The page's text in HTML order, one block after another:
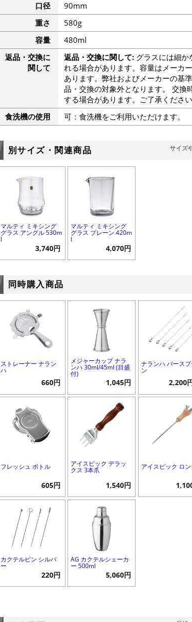
口径
90mm
重さ
580g
容量
480ml
返品・交換に
関して
返品・交換に関して:グラスには細か
れる場合があります。容量はメーカ
あります。弊社およびメーカーの基
品・交換の対象外となります。 交換
する場合があります。ご了承ください
食洗機の使用
可：食洗機をご利用いただけます。
別サイズ・関連商品 サイズ
マルティ ミキシング
グラス アングル 530m
l
3,740円
マルティ ミキシング
グラス プレーン 420m
l
4,070円
同時購入商品
ストレーナー ナラン
ハ
660円
メジャーカップ ナラ
ンハ 30ml/45ml (目盛
付)
1,045円
ナランハ バースプ
ン
2,200
フレッシュ ボトル
605円
アイスピック デラッ
クス 3本爪
1,540円
アイスピック ロ
カクテルピン シルバ
ー
220円
AG カクテルシェーカ
ー 500ml
5,060円